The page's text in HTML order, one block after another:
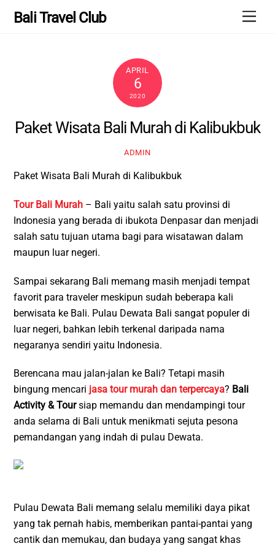
Bali Travel Club
APRIL
6
2020
Paket Wisata Bali Murah di Kalibukbuk
ADMIN
Paket Wisata Bali Murah di Kalibukbuk
Tour Bali Murah – Bali yaitu salah satu provinsi di
Indonesia yang berada di ibukota Denpasar dan menjadi
salah satu tujuan utama bagi para wisatawan dalam
maupun luar negeri.
Sampai sekarang Bali memang masih menjadi tempat
favorit para traveler meskipun sudah beberapa kali
berwisata ke Bali. Pulau Dewata Bali sangat populer di
luar negeri, bahkan lebih terkenal daripada nama
negaranya sendiri yaitu Indonesia.
Berencana mau jalan-jalan ke Bali? Tetapi masih
bingung mencari jasa tour murah dan terpercaya? Bali
Activity & Toursiap memandu dan mendampingi tour
anda selama di Bali untuk menikmati sejuta pesona
pemandangan yang indah di pulau Dewata.
Pulau Dewata Bali memang selalu memiliki daya pikat
yang tak pernah habis, memberikan pantai-pantai yang
cantik dan memukau, dan budaya yang sangat khas